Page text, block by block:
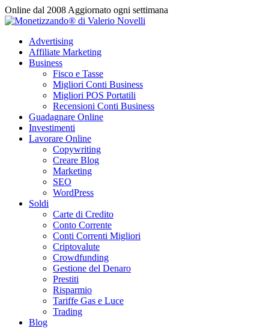
Vai
al
Online dal 2008 Aggiornato ogni settimana
Advertising
Affiliate Marketing
Business
Fisco e Tasse
Migliori Conti Business
Migliori POS Portatili
Recensioni Conti Business
Guadagnare Online
Investimenti
Lavorare Online
Copywriting
Creare Blog
Marketing
SEO
WordPress
Soldi
Carte di Credito
Conto Corrente
Conti Correnti Migliori
Criptovalute
Crowdfunding
Gestione del Denaro
Prestiti
Risparmio
Tariffe Gas e Luce
Trading
Blog